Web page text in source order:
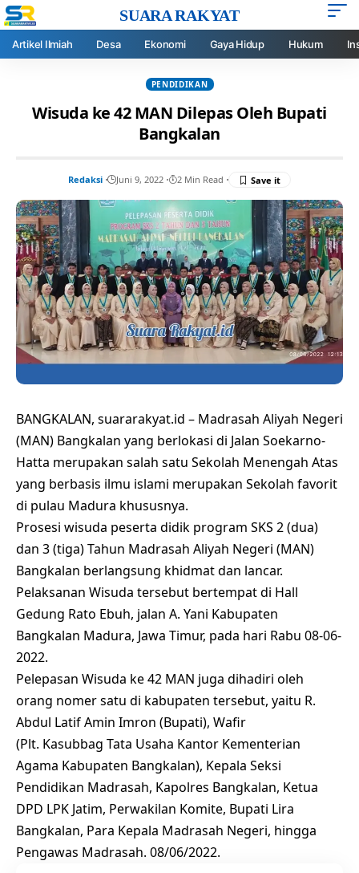
SUARA RAKYAT
Artikel Ilmiah Desa Ekonomi Gaya Hidup Hukum
PENDIDIKAN
Wisuda ke 42 MAN Dilepas Oleh Bupati
Bangkalan
Redaksi Juni 9, 2022 2 Min Read
BANGKALAN, suararakyat.id – Madrasah Aliyah Negeri
(MAN) Bangkalan yang berlokasi di Jalan Soekarno-
Hatta merupakan salah satu Sekolah Menengah Atas
yang berbasis ilmu islami merupakan Sekolah favorit
di pulau Madura khususnya.
Prosesi wisuda peserta didik program SKS 2 (dua)
dan 3 (tiga) Tahun Madrasah Aliyah Negeri (MAN)
Bangkalan berlangsung khidmat dan lancar.
Pelaksanan Wisuda tersebut bertempat di Hall
Gedung Rato Ebuh, jalan A. Yani Kabupaten
Bangkalan Madura, Jawa Timur, pada hari Rabu 08-06-
2022.
Pelepasan Wisuda ke 42 MAN juga dihadiri oleh
orang nomer satu di kabupaten tersebut, yaitu R.
Abdul Latif Amin Imron (Bupati), Wafir
(Plt. Kasubbag Tata Usaha Kantor Kementerian
Agama Kabupaten Bangkalan), Kepala Seksi
Pendidikan Madrasah, Kapolres Bangkalan, Ketua
DPD LPK Jatim, Perwakilan Komite, Bupati Lira
Bangkalan, Para Kepala Madrasah Negeri, hingga
Pengawas Madrasah. 08/06/2022.